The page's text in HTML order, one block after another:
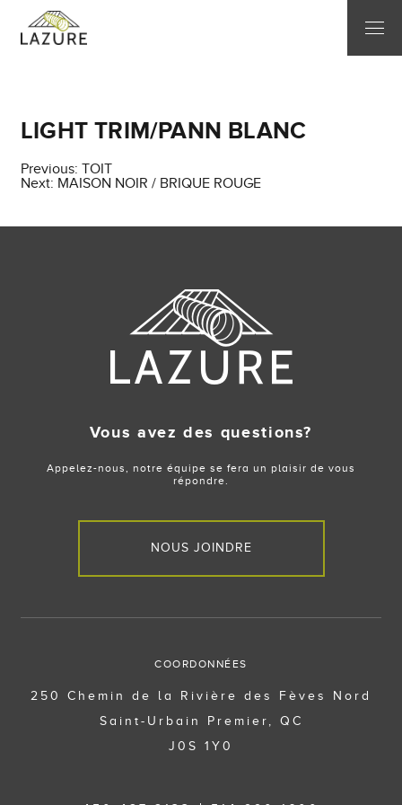
LIGHT TRIM/PANN BLANC
Post
Previous: TOIT
Next: MAISON NOIR / BRIQUE ROUGE
Vous avez des questions?
Appelez-nous, notre équipe se fera un plaisir de vous
répondre.
NOUS JOINDRE
COORDONNÉES
250 Chemin de la Rivière des Fèves Nord
Saint-Urbain Premier, QC
J0S 1Y0